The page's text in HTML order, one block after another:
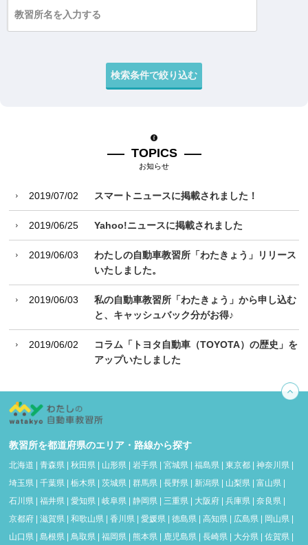
TOPICS
お知らせ
2019/07/02 スマートニュースに掲載されました！
2019/06/25 Yahoo!ニュースに掲載されました
2019/06/03
わたしの自動車教習所「わたきょう」リリース
いたしました。
2019/06/03
私の自動車教習所「わたきょう」から申し込む
と、キャッシュバック分がお得♪
2019/06/02
コラム「トヨタ自動車（TOYOTA）の歴史」を
アップいたしました
教習所を都道府県のエリア・路線から探す
北海道 青森県 秋田県 山形県 岩手県 宮城県 福島県 東京都 神奈川県
埼玉県
千葉県 栃木県 茨城県 群馬県 長野県 新潟県 山梨県 富山県
石川県
福井県 愛知県 岐阜県 静岡県 三重県 大阪府 兵庫県 奈良県
京都府
滋賀県 和歌山県 香川県 愛媛県 徳島県 高知県 広島県 岡山県
山口県
島根県 鳥取県 福岡県 熊本県 鹿児島県 長崎県 大分県 佐賀県